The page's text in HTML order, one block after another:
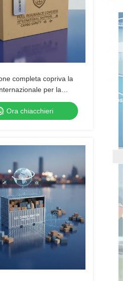
completa copriva la
per la
carico
Ora chiacchieri